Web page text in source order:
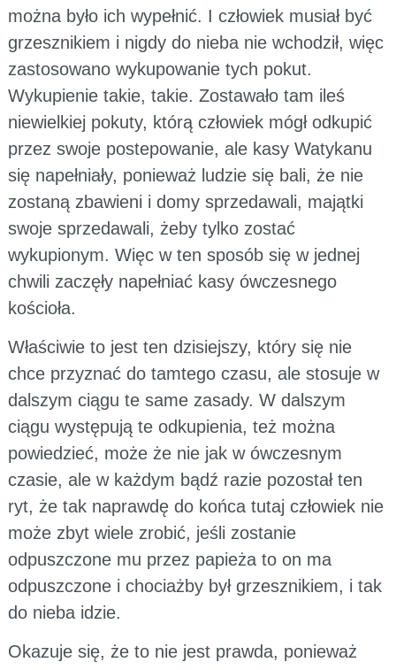
można było ich wypełnić. I człowiek musiał być
grzesznikiem i nigdy do nieba nie wchodził, więc
zastosowano wykupowanie tych pokut.
Wykupienie takie, takie. Zostawało tam ileś
niewielkiej pokuty, którą człowiek mógł odkupić
przez swoje postepowanie, ale kasy Watykanu
się napełniały, ponieważ ludzie się bali, że nie
zostaną zbawieni i domy sprzedawali, majątki
swoje sprzedawali, żeby tylko zostać
wykupionym. Więc w ten sposób się w jednej
chwili zaczęły napełniać kasy ówczesnego
kościoła.
Właściwie to jest ten dzisiejszy, który się nie
chce przyznać do tamtego czasu, ale stosuje w
dalszym ciągu te same zasady. W dalszym
ciągu występują te odkupienia, też można
powiedzieć, może że nie jak w ówczesnym
czasie, ale w każdym bądź razie pozostał ten
ryt, że tak naprawdę do końca tutaj człowiek nie
może zbyt wiele zrobić, jeśli zostanie
odpuszczone mu przez papieża to on ma
odpuszczone i chociażby był grzesznikiem, i tak
do nieba idzie.
Okazuje się, że to nie jest prawda, ponieważ